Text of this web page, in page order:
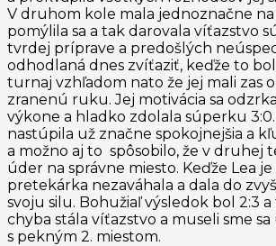
V druhom kole mala jednoznačne na
pomýlila sa a tak darovala víťazstvo
tvrdej príprave a predošlých
odhodlaná dnes zvíťaziť, keďže to
turnaj vzhľadom nato že jej mali zas
zranenú ruku. Jej motivácia sa
výkone a hladko zdolala súperku
nastúpila už značne spokojnejšia a
a možno aj to spôsobilo, že v druhej
úder na správne miesto. Keďže Lea
pretekárka nezaváhala a dala do
svoju silu. Bohužiaľ výsledok bol 2:3
chyba stála víťazstvo a museli sme
s pekným 2. miestom.